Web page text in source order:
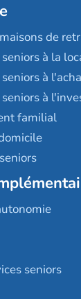
de
à la
à
à
familial
seniors